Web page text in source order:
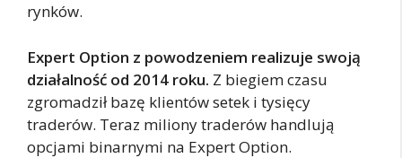
rynków.
Expert Option z powodzeniem realizuje swoją
działalność od 2014 roku. Z biegiem czasu
zgromadził bazę klientów setek i tysięcy
traderów. Teraz miliony traderów handlują
opcjami binarnymi na Expert Option.